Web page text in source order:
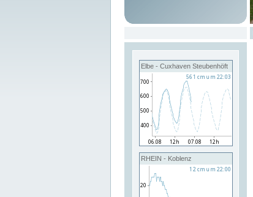
Elbe - Cuxhaven Steubenhöft
RHEIN - Koblenz